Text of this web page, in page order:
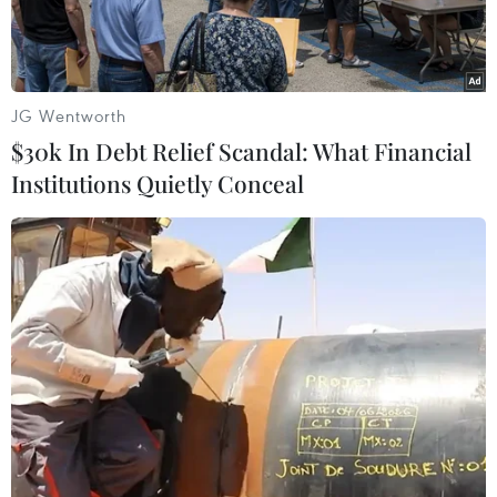
tăng cường hỗ trợ chuyên môn từ bộ xuống địa
phương.
Cần “khơi thông” điểm nghẽn về đất đai. (Ảnh: TTXVN)
Luật Đất đai năm 2024 đã có những bước tiến
quan trọng như đổi mới cơ chế quy hoạch, kế
hoạch sử dụng đất theo hướng đồng bộ, thống
JG Wentworth
$30k In Debt Relief Scandal: What Financial
Institutions Quietly Conceal